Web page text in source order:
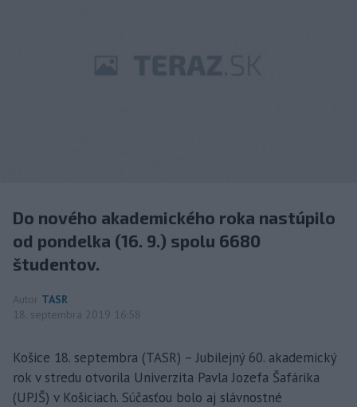
Do nového akademického roka nastúpilo
od pondelka (16. 9.) spolu 6680
študentov.
Autor TASR
18. septembra 2019 16:58
Košice 18. septembra (TASR) – Jubilejný 60. akademický
rok v stredu otvorila Univerzita Pavla Jozefa Šafárika
(UPJŠ) v Košiciach. Súčasťou bolo aj slávnostné